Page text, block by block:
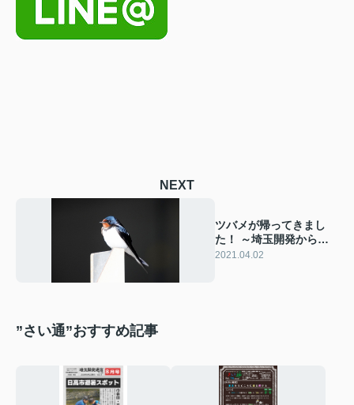
NEXT
ツバメが帰ってきまし
た！ ～埼玉開発からお
届けツバメ日記～
2021.04.02
”さい通”おすすめ記事